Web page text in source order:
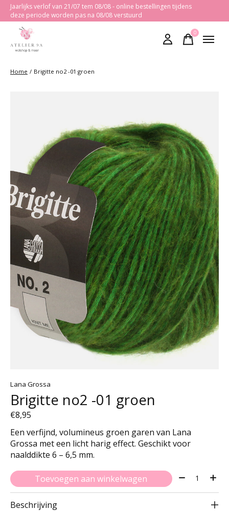
Jaarlijks verlof van 21/07 tem 08/08 - online bestellingen tijdens
deze periode worden pas na 08/08 verstuurd
0items
Home / Brigitte no2 -01 groen
Lana Grossa
Brigitte no2 -01 groen
€8,95
Een verfijnd, volumineus groen garen van Lana
Grossa met een licht harig effect. Geschikt voor
naalddikte 6 – 6,5 mm.
Toevoegen aan winkelwagen Aantal:
Beschrijving